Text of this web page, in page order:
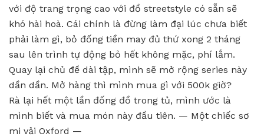
với độ trang trọng cao với đồ streetstyle có sẵn sẽ
khó hài hoà. Cái chính là đừng làm đại lúc chưa biết
phải làm gì, bỏ đống tiền may đủ thứ xong 2 tháng
sau lên trình tự động bỏ hết không mặc, phí lắm.
Quay lại chủ đề dài tập, mình sẽ mở rộng series này
dần dần. Mở hàng thì mình mua gì với 500k giờ?
Rà lại hết một lần đống đồ trong tủ, mình ước là
mình biết và mua món này đầu tiên. — Một chiếc sơ
mi vải Oxford —